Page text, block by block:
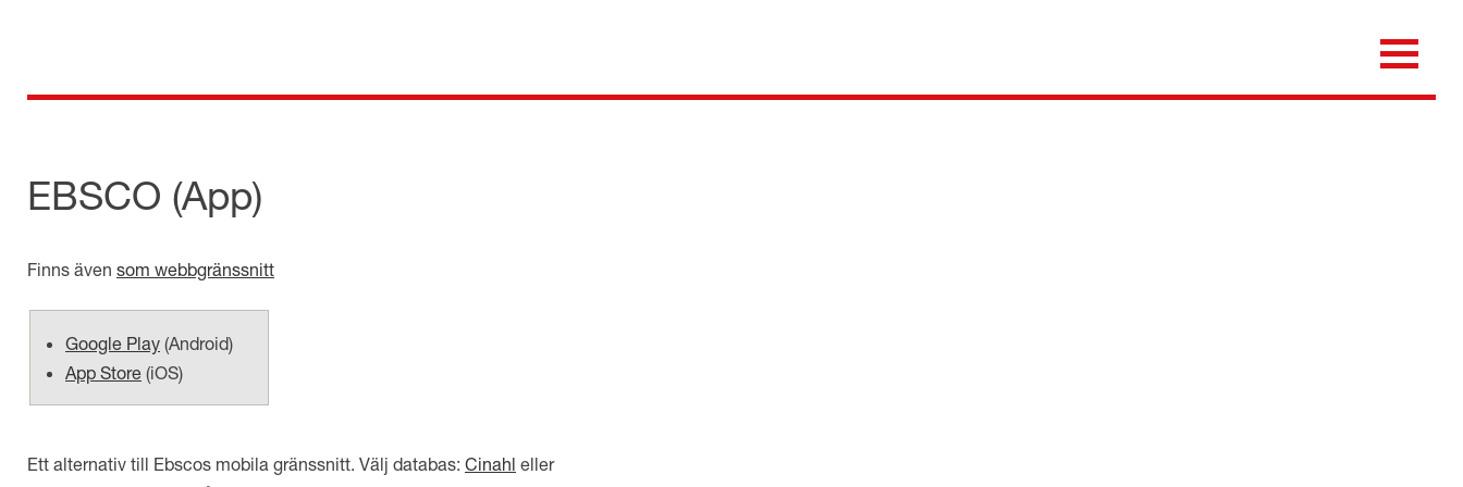
för dig som är anställd inom Region Kalmar län
EBSCO (App)
Finns även som webbgränssnitt
Google Play (Android)
App Store (iOS)
Ett alternativ till Ebscos mobila gränssnitt. Välj databas: Cinahl eller